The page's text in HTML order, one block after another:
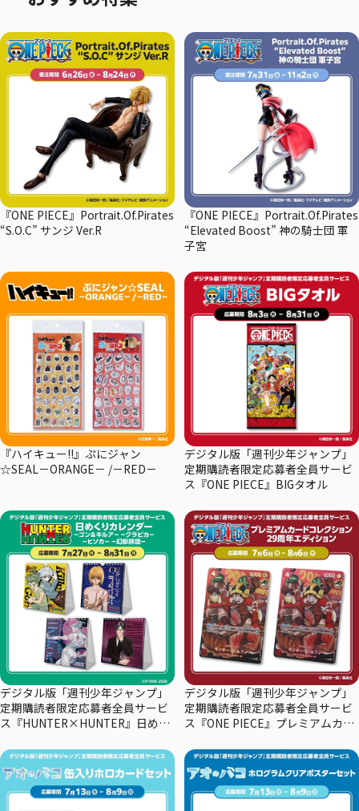
『ONE PIECE』Portrait.Of.Pirates
“S.O.C” サンジ Ver.R
『ONE PIECE』Portrait.Of.Pirates
“Elevated Boost” 神の騎士団 軍
子宮
『ハイキュー!!』ぷにジャン
☆SEAL－ORANGE－ /－RED－
デジタル版「週刊少年ジャンプ」
定期購読者限定応募者全員サービ
ス『ONE PIECE』BIGタオル
デジタル版「週刊少年ジャンプ」
定期購読者限定応募者全員サービ
ス『HUNTER×HUNTER』日めく
デジタル版「週刊少年ジャンプ」
定期購読者限定応募者全員サービ
ス『ONE PIECE』プレミアムカー
ン